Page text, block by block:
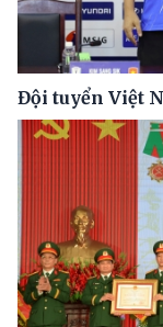
Đội tuyển Việt